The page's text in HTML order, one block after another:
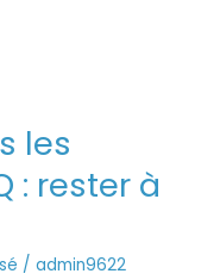
les
: rester à
/ admin9622